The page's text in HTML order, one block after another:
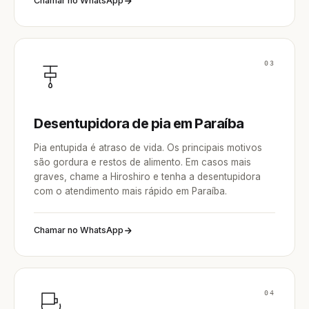
03
Desentupidora de pia em Paraíba
Pia entupida é atraso de vida. Os principais motivos
são gordura e restos de alimento. Em casos mais
graves, chame a Hiroshiro e tenha a desentupidora
com o atendimento mais rápido em Paraíba.
Chamar no WhatsApp
04